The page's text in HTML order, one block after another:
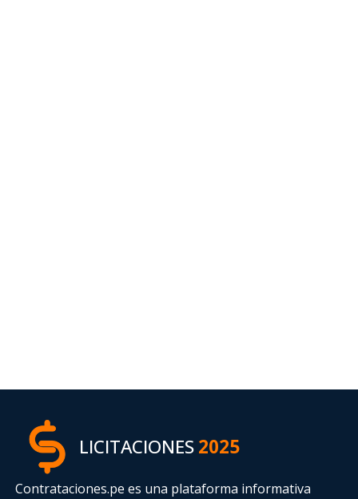
LICITACIONES2025
Contrataciones.pe es una plataforma informativa